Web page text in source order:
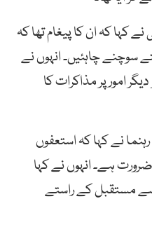
کہا کہ ان کا پیغام تھا کہ
سوچنے چاہئیں۔ انہوں نے
امور پر مذاکرات کا
نے کہا کہ استعفوں
ہے۔ انہوں نے کہا
مستقبل کے راستے